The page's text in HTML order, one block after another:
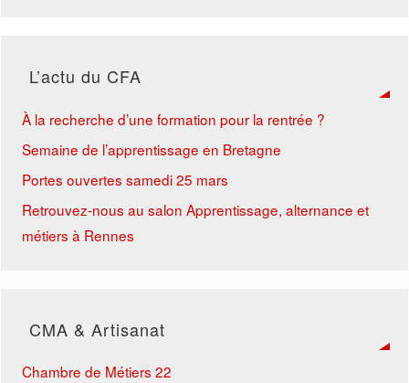
L’actu du CFA
À la recherche d’une formation pour la rentrée ?
Semaine de l’apprentissage en Bretagne
Portes ouvertes samedi 25 mars
Retrouvez-nous au salon Apprentissage, alternance et
métiers à Rennes
CMA & Artisanat
Chambre de Métiers 22